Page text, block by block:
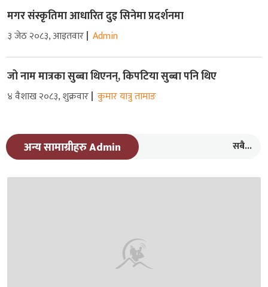
मगर संस्कृतिमा आधारित दुइ सिनेमा प्रदर्शनमा
३ जेठ २०८३, आइतवार Admin
जो नाम मात्रका सुब्बा थिएनन्, किपटिया सुब्बा पनि थिए
४ वैशाख २०८३, शुक्रवार कुमार यात्रु तामाङ
अन्य सामाग्रीहरु Admin सबै...